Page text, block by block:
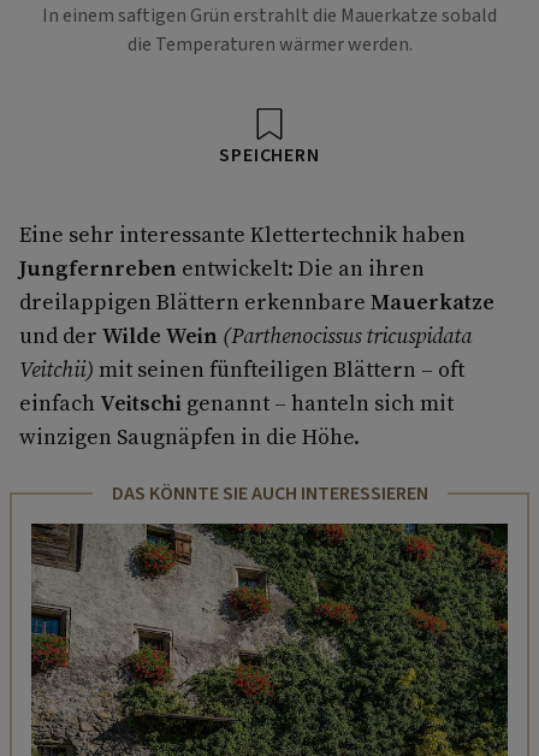
In einem saftigen Grün erstrahlt die Mauerkatze sobald
die Temperaturen wärmer werden.
SPEICHERN
Eine sehr interessante Klettertechnik haben
Jungfernreben entwickelt: Die an ihren
dreilappigen Blättern erkennbare Mauerkatze
und der Wilde Wein (Parthenocissus tricuspidata
Veitchii) mit seinen fünfteiligen Blättern – oft
einfach Veitschi genannt – hanteln sich mit
winzigen Saugnäpfen in die Höhe.
DAS KÖNNTE SIE AUCH INTERESSIEREN